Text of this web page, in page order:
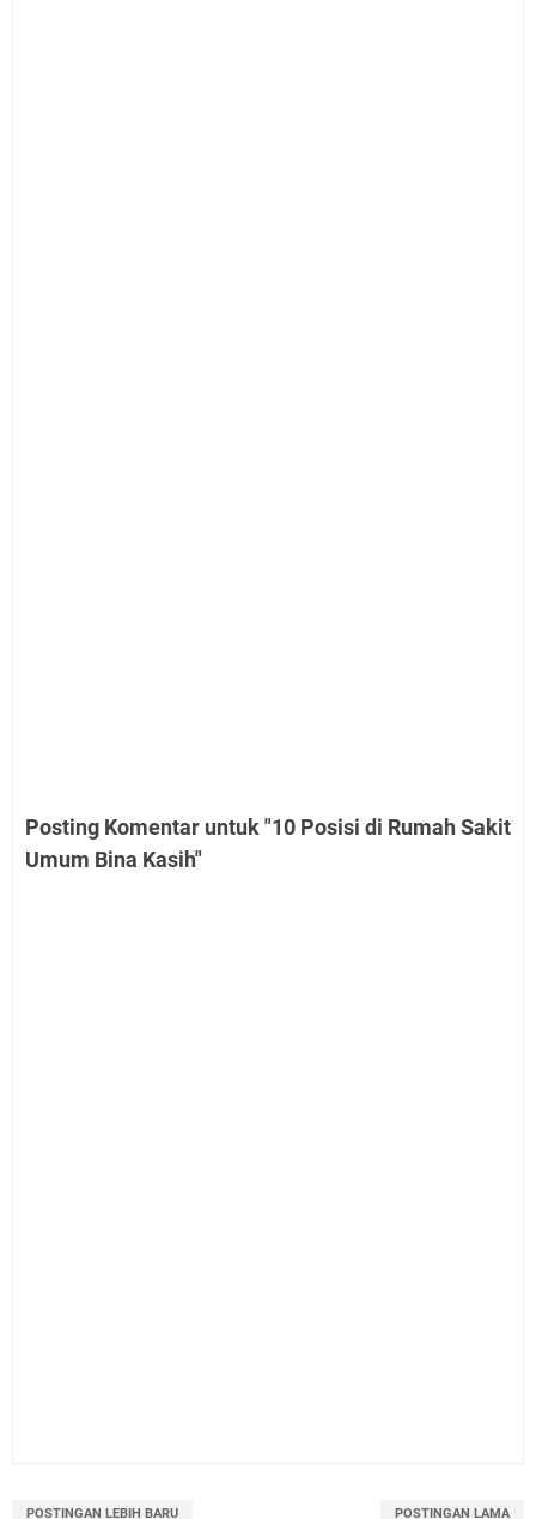
Posting Komentar untuk "10 Posisi di Rumah Sakit
Umum Bina Kasih"
POSTINGAN LEBIH BARU POSTINGAN LAMA